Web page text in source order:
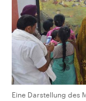
Eine Darstellung des